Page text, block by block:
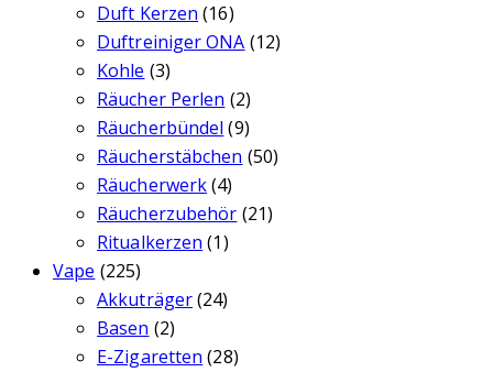
Duft Kerzen (16)
Duftreiniger ONA (12)
Kohle (3)
Räucher Perlen (2)
Räucherbündel (9)
Räucherstäbchen (50)
Räucherwerk(4)
Räucherzubehör (21)
Ritualkerzen (1)
Vape (225)
Akkuträger(24)
Basen (2)
E-Zigaretten (28)